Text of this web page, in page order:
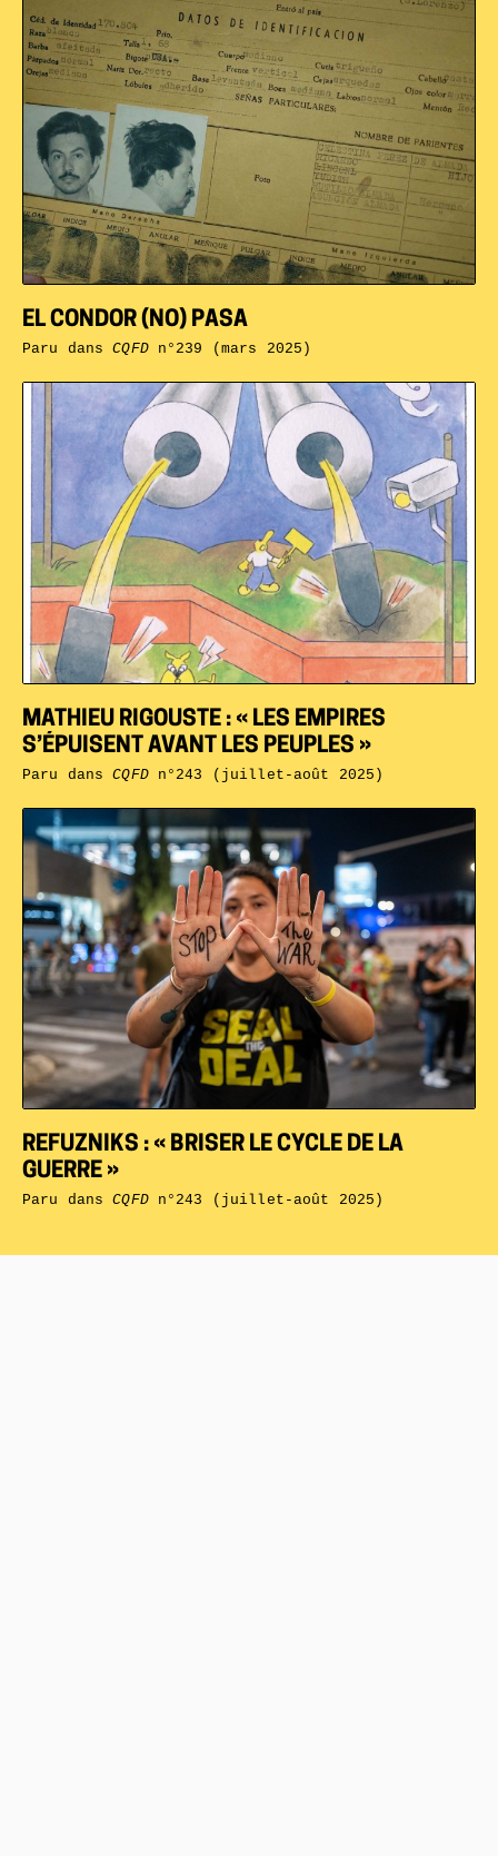
REFUZNIKS : « BRISER LE CYCLE DE LA
GUERRE »
Paru dansCQFDn°243 (juillet-août 2025)
MATHIEU RIGOUSTE : « LES EMPIRES
S’ÉPUISENT AVANT LES PEUPLES »
Paru dansCQFDn°243 (juillet-août 2025)
EL CONDOR (NO) PASA
Paru dansCQFDn°239 (mars 2025)